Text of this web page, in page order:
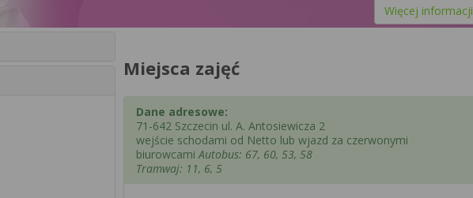
Więcej informacji
Miejsca zajęć
Dane adresowe:
71-642 Szczecin ul. A. Antosiewicza 2
wejście schodami od Netto lub wjazd za czerwonymi
biurowcamiAutobus: 67, 60, 53, 58
Tramwaj: 11, 6, 5